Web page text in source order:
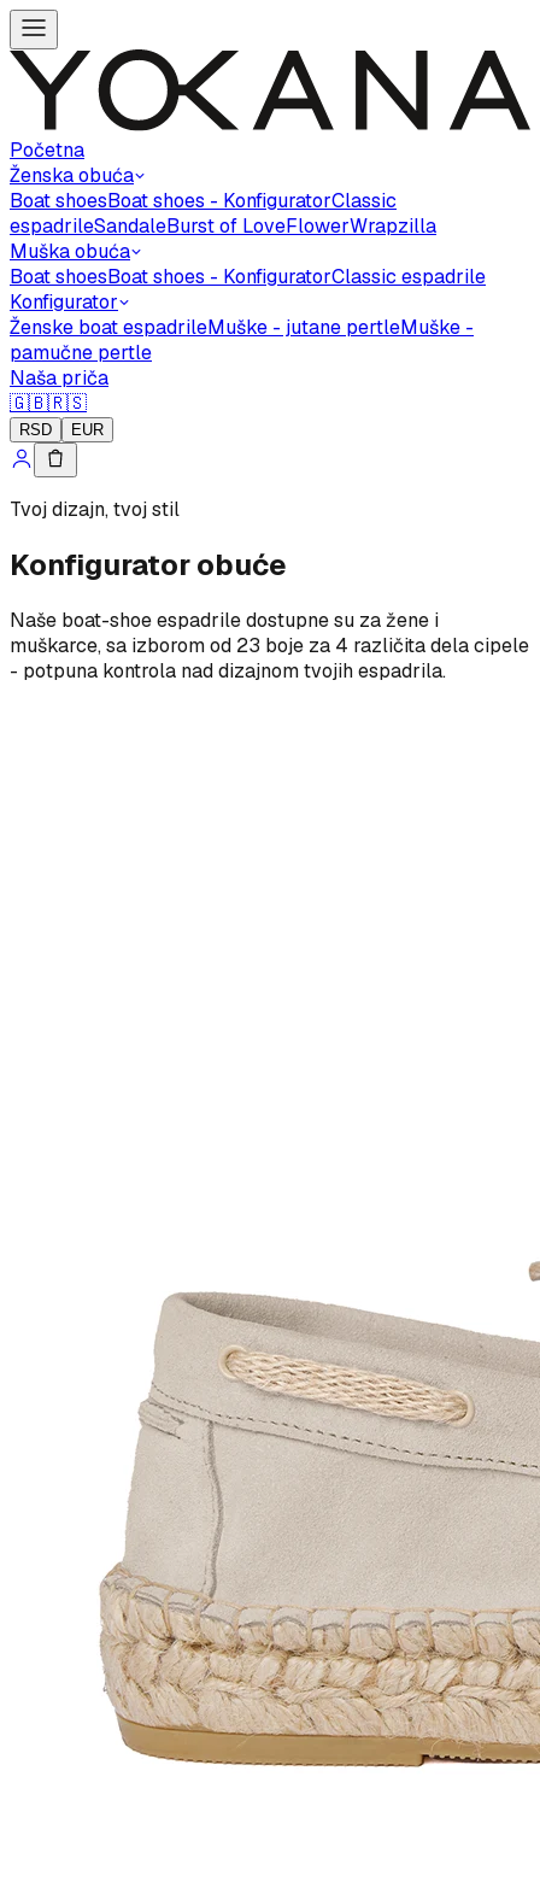
Početna
Ženska obuća
Boat shoesBoat shoes - KonfiguratorClassic
espadrileSandaleBurst of LoveFlowerWrapzilla
Muška obuća
Boat shoesBoat shoes - KonfiguratorClassic espadrile
Konfigurator
Ženske boat espadrileMuške - jutane pertleMuške -
pamučne pertle
Naša priča
🇬🇧🇷🇸
RSD EUR
Tvoj dizajn, tvoj stil
Konfigurator obuće
Naše boat-shoe espadrile dostupne su za žene i
muškarce, sa izborom od 23 boje za 4 različita dela cipele
- potpuna kontrola nad dizajnom tvojih espadrila.